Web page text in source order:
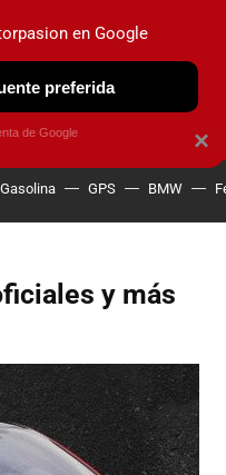
OBSERVATORIO
Gasolina GPS BMW
y más
×
en Google
preferida
de Google